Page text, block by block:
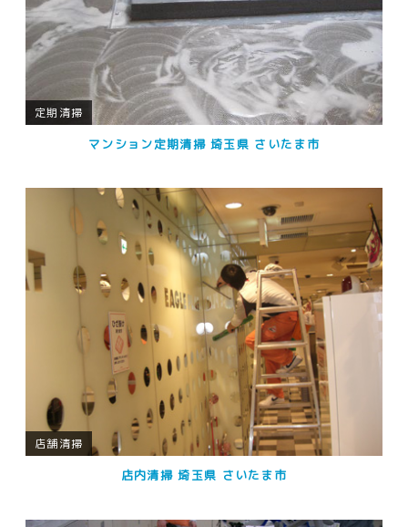
定期清掃
マンション定期清掃 埼玉県 さいたま市
店舗清掃
店内清掃 埼玉県 さいたま市